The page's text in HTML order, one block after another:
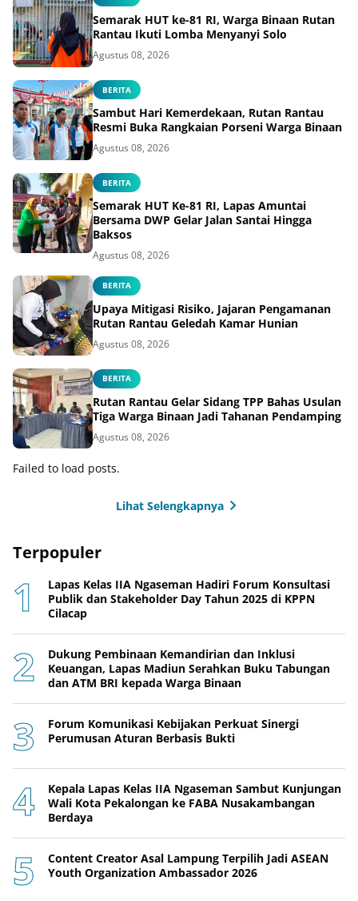
Semarak HUT ke-81 RI, Warga Binaan Rutan
Rantau Ikuti Lomba Menyanyi Solo
Agustus 08, 2026
BERITA
Sambut Hari Kemerdekaan, Rutan Rantau
Resmi Buka Rangkaian Porseni Warga Binaan
Agustus 08, 2026
BERITA
Semarak HUT Ke-81 RI, Lapas Amuntai
Bersama DWP Gelar Jalan Santai Hingga
Baksos
Agustus 08, 2026
BERITA
Upaya Mitigasi Risiko, Jajaran Pengamanan
Rutan Rantau Geledah Kamar Hunian
Agustus 08, 2026
BERITA
Rutan Rantau Gelar Sidang TPP Bahas Usulan
Tiga Warga Binaan Jadi Tahanan Pendamping
Agustus 08, 2026
Failed to load posts.
Lihat Selengkapnya
Terpopuler
Lapas Kelas IIA Ngaseman Hadiri Forum Konsultasi
Publik dan Stakeholder Day Tahun 2025 di KPPN
Cilacap
Dukung Pembinaan Kemandirian dan Inklusi
Keuangan, Lapas Madiun Serahkan Buku Tabungan
dan ATM BRI kepada Warga Binaan
Forum Komunikasi Kebijakan Perkuat Sinergi
Perumusan Aturan Berbasis Bukti
Kepala Lapas Kelas IIA Ngaseman Sambut Kunjungan
Wali Kota Pekalongan ke FABA Nusakambangan
Berdaya
Content Creator Asal Lampung Terpilih Jadi ASEAN
Youth Organization Ambassador 2026